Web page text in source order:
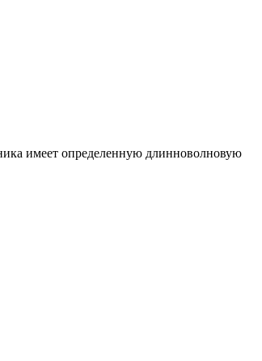
имеет определенную длинноволновую